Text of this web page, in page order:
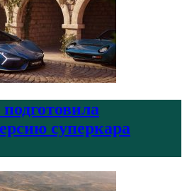
суперкара